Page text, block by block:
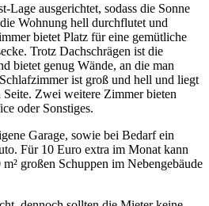
Lage ausgerichtet, sodass die Sonne
Wohnung hell durchflutet und
bietet Platz für eine gemütliche
Trotz Dachschrägen ist die
bietet genug Wände, an die man
ist groß und hell und liegt
Seite. Zwei weitere Zimmer bieten
oder Sonstiges.
Garage, sowie bei Bedarf ein
Für 10 Euro extra im Monat kann
großen Schuppen im Nebengebäude